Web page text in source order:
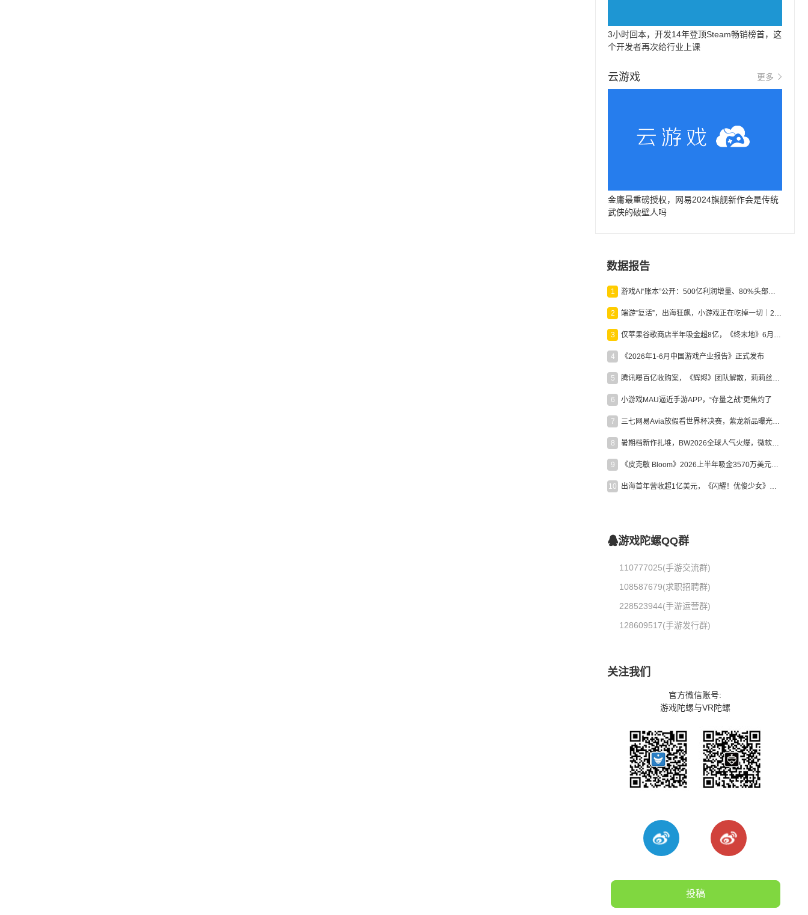
3小时回本，开发14年登顶Steam畅销榜首，这
个开发者再次给行业上课
云游戏 更多
金庸最重磅授权，网易2024旗舰新作会是传统
武侠的破壁人吗
数据报告
1 游戏AI“账本”公开：500亿利润增量、80%头部入局，谁在闷声发财？
2 端游“复活”，出海狂飙，小游戏正在吃掉一切｜2026上半年产业报告
3 仅苹果谷歌商店半年吸金超8亿，《终末地》6月份收入显著回暖
4 《2026年1-6月中国游戏产业报告》正式发布
5 腾讯曝百亿收购案，《辉烬》团队解散，莉莉丝新作曝光｜陀螺周报
6 小游戏MAU逼近手游APP，“存量之战”更焦灼了
7 三七网易Avia放假看世界杯决赛，紫龙新品曝光，米哈游新作上线 | 陀螺周报
8 暑期档新作扎堆，BW2026全球人气火爆，微软XBOX大裁员|陀螺周报
9 《皮克敏 Bloom》2026上半年吸金3570万美元，中国台湾成最大市场
10 出海首年营收超1亿美元，《闪耀！优俊少女》美国市场占比达七成
游戏陀螺QQ群
110777025(手游交流群)
108587679(求职招聘群)
228523944(手游运营群)
128609517(手游发行群)
关注我们
官方微信账号:
游戏陀螺与VR陀螺
投稿